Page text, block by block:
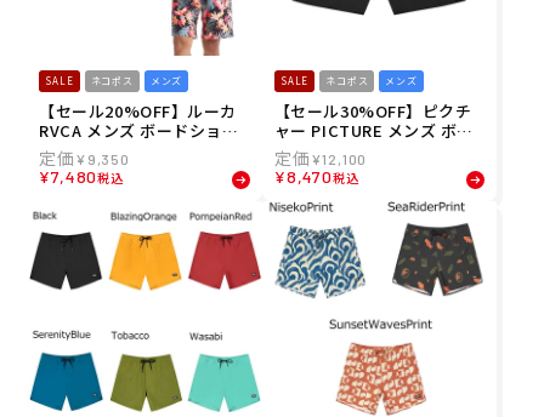
SALE ネコポス メンズ
【セール20%OFF】ルーカ
RVCA メンズ ボードショー
ツ トランクス MULTI WS シ
ョートパンツ BG041603 26
SP
¥ 9,350
¥7,480税込
SALE ネコポス メンズ
【セール30%OFF】ピクチ
ャー PICTURE メンズ ボー
ドショーツ トランクス JOU
RNY 19 BRDS MBS0080 26
SP
¥12,100
¥8,470税込